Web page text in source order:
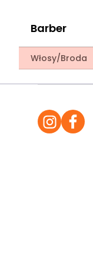
Barber
Włosy/Broda